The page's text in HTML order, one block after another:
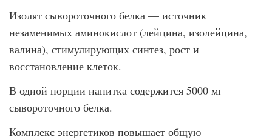
Изолят сывороточного белка — источник
незаменимых аминокислот (лейцина, изолейцина,
валина), стимулирующих синтез, рост и
восстановление клеток.
В одной порции напитка содержится 5000 мг
сывороточного белка.
Комплекс энергетиков повышает общую